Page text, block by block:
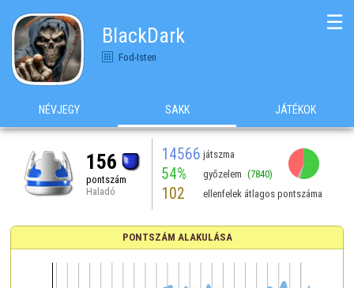
BlackDark
Fod-Isten
☰
NÉVJEGY SAKK JÁTÉKOK
156
pontszám
Haladó
14566 játszma
54% győzelem (7840)
102 ellenfelek átlagos pontszáma
PONTSZÁM ALAKULÁSA